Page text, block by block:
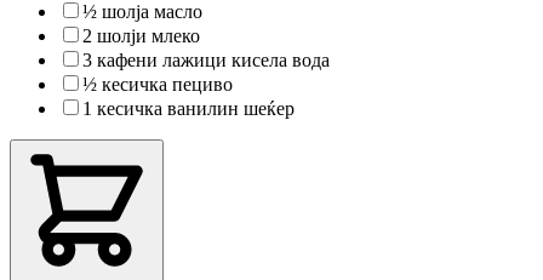
½ шолја масло
2 шолји млеко
3 кафени лажици кисела вода
½ кесичка пециво
1 кесичка ванилин шеќер